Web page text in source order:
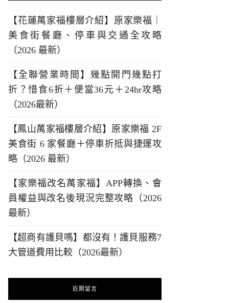
【花蓮萬家福樓層介紹】原家樂福｜
美食街餐廳、停車與交通全攻略
（2026 最新）
【全聯營業時間】幾點開門幾點打
折？惜食6折＋便當36元＋24hr攻略
（2026最新）
【鳳山萬家福樓層介紹】原家樂福 2F
美食街 6 家餐廳＋停車折抵與捷運攻
略（2026 最新）
【家樂福改名萬家福】APP轉換、會
員權益與改名後現況完整攻略（2026
最新）
【超商有護貝嗎】都沒有！護貝服務7
大管道費用比較（2026最新）
近期留言